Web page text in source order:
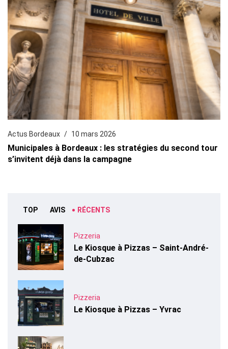
Actus Bordeaux 10 mars 2026
Municipales à Bordeaux : les stratégies du second tour
s’invitent déjà dans la campagne
TOP AVIS RÉCENTS
Pizzeria
Le Kiosque à Pizzas – Saint-André-
de-Cubzac
Pizzeria
Le Kiosque à Pizzas – Yvrac